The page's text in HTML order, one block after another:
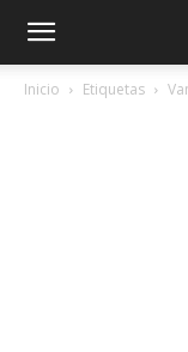
Inicio Etiquetas